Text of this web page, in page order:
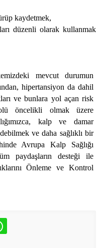
kaydetmek,
düzenli olarak kullanmak
mevcut durumun
hipertansiyon da dahil
ve bunlara yol açan risk
öncelikli olmak üzere
kalp ve damar
ve daha sağlıklı bir
Avrupa Kalp Sağlığı
paydaşların desteği ile
Önleme ve Kontrol